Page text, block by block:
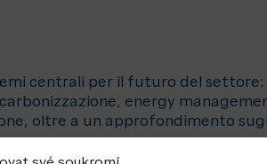
centrali per il futuro del settore:
energy
oltre a un approfondimento